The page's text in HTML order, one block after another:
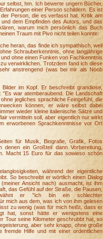
selbst, hm. Ich bewerte ungern Bücher,
einer Person schildern. Es ist
Person, die es verfasst hat. Kritik am
dem Empfinden des Autors, und das
warum mich persönlich das Buch
Traum mit Pivo nicht teilen konnte:
heran, das finde ich sympathisch, weil
Schrauberkenntnis, ohne langjährige
ohne einen Funken von Fachkenntnis
verwirklichen. Trotzdem fand ich diese
anstrengend (was bei mir als Noob
im Kopf. Er beschreibt grandiose,
war atemberaubend. Die Landschaft
jegliches sprachliche Feingefühl, die
können, er wäre selbst dabei
wieder kleine italienische Sätze und
vermitteln soll, aber eigentlich nur wirkt
erworbenen Sprachkenntnisse vor Ort
für Musik, Biografie, Grafik, Fotos
ein Großteil dann Vorbereitung,
Macht 15 Euro für das sowieso schön
während der eigentliche
So beschreibt er wörtlich einen Dialog
Ansicht nach) ausmacht, ist ihm
das Gefühl auf der Straße, die Pausen,
er "ich bin ein schlechter
mich aus dem, was ich von ihm gelesen
zu wenig (was für mich heißt, dass er
hat, sonst hätte er wenigstens eine
Tour seine Kilometer geschrubbt hat, so
aber sehr knapp, ohne große
fremde Hilfe und mit einer ordentlichen